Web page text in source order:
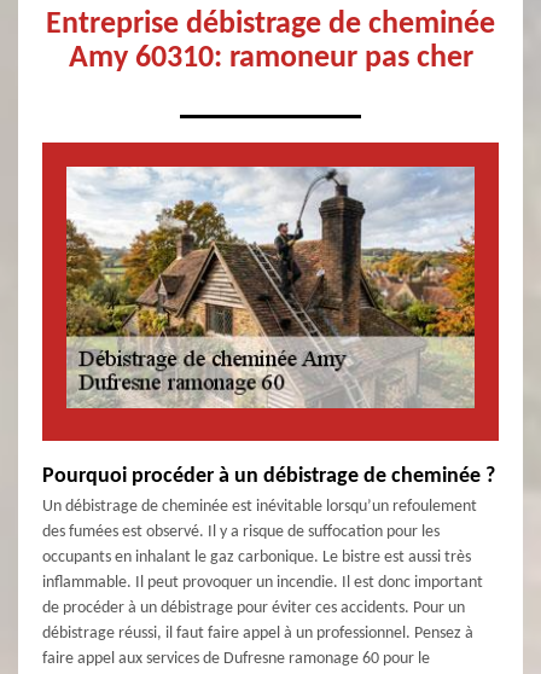
Entreprise débistrage de cheminée
Amy 60310: ramoneur pas cher
Pourquoi procéder à un débistrage de cheminée ?
Un débistrage de cheminée est inévitable lorsqu’un refoulement
des fumées est observé. Il y a risque de suffocation pour les
occupants en inhalant le gaz carbonique. Le bistre est aussi très
inflammable. Il peut provoquer un incendie. Il est donc important
de procéder à un débistrage pour éviter ces accidents. Pour un
débistrage réussi, il faut faire appel à un professionnel. Pensez à
faire appel aux services de Dufresne ramonage 60 pour le